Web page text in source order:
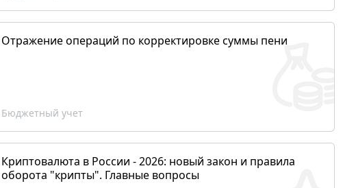
Отражение операций по корректировке суммы пени
Бюджетный учет
Криптовалюта в России - 2026: новый закон и правила
оборота "крипты". Главные вопросы